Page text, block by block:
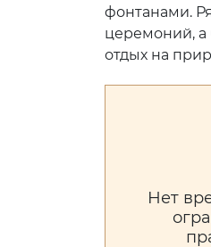
фонтанами.
церемоний, а
отдых на
Нет